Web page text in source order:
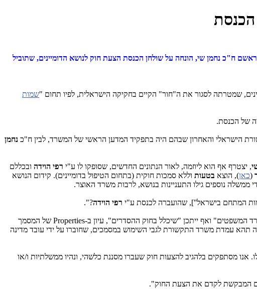
ח"כ נחמן שי, הונחה על שולחן הכנסת הצעת חוק לנושא הדומיינים, שתוביל
שמטרתה לסגור את ה"חור" הקיים בחקיקה הישראלית, לפיו תחום "שמות
של הכנסת.
הישראלי והאחרון שבהם היה בתפקיד המדען הראשי של המשרד, לבין ח"כ נחמן
, יצטרף אף הוא ליוזמה, לאור הנתונים החדשים, שסופקו לו ע"י רפי הוידה ובכללם
(כאן), הוצא בטעות וללא סמכות חוקית (בתחום הטיפול בדומיינים). קידום הנושא
נוספים גילו התעניינות בנושא, לרבות משרד האוצר.
המתחם בישראל''], שהועברה לכנסת ע"י רפי הוידה?".
המשפטים" ואף ייתכן "שיכלל בחוק ההסדרים", עיון ב-Properties של המסמך
תהא עמדת משרד התקשורת לגבי השימוש במסמכים, שחוברו על ידי עובד מדינה
אנו מסתפקים בלהגיב להצעות חוק שעברו מסננת כלשהי, ונהיו ממשלתיות ו/או
המבקשת לקדם את הצעת החוק".